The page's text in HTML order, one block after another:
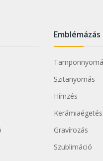
Emblémázás
Szitanyomás
Hímzés
Kerámiaégetés
Gravírozás
Szublimáció